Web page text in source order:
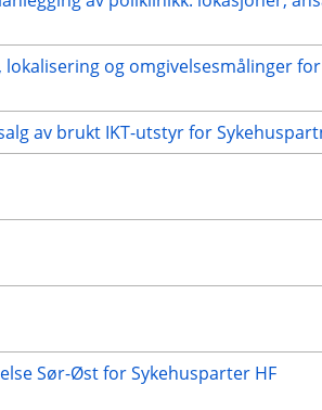
og omgivelsesmålinger
av brukt IKT-utstyr for
Sør-Øst for Sykehusparter HF